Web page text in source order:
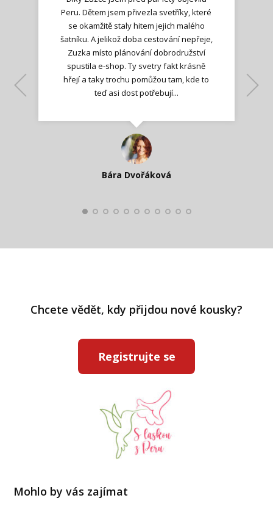
Peru. Dětem jsem přivezla svetříky, které
se okamžitě staly hitem jejich malého
šatníku. A jelikož doba cestování nepřeje,
Zuzka místo plánování dobrodružství
spustila e-shop. Ty svetry fakt krásně
hřejí a taky trochu pomůžou tam, kde to
teď asi dost potřebují...
Bára Dvořáková
Jana T.
Kateřina Veleta Štěpánová
Ilona M.
Lenka K.
Nadšená zpráva
Katka Perháčová
Smolková
Lenka K.
Chcete vědět, kdy přijdou nové kousky?
Registrujte se
Mohlo by vás zajímat